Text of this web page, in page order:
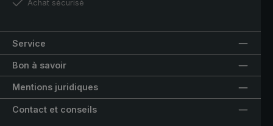
Achat sécurisé
Service
Bon à savoir
Mentions juridiques
Contact et conseils